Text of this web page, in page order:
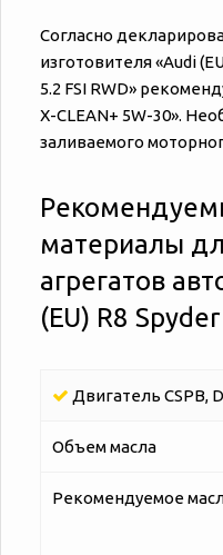
Согласно
изготовителя «‎‎Audi
5.2 FSI RWD»
X-CLEAN+ 5W-30».
заливаемого
материалы
агрегатов
(EU) R8
Двигатель CSPB,
Объем масла
Рекомендуемое